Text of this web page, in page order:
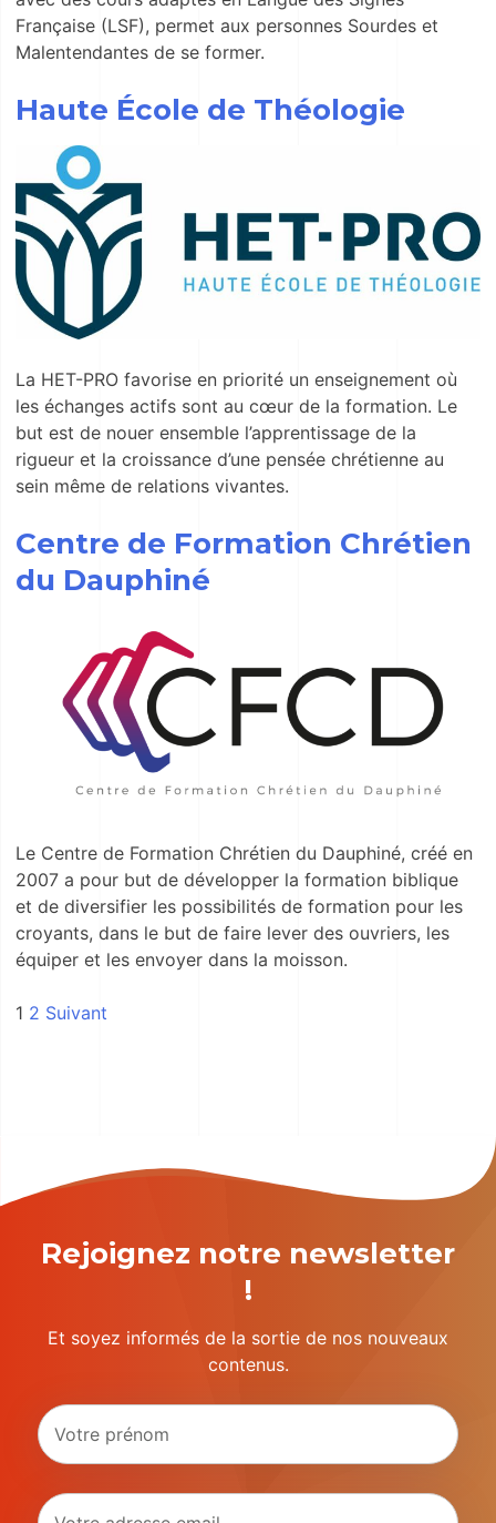
Française (LSF), permet aux personnes Sourdes et
Malentendantes de se former.
Haute École de Théologie
La HET-PRO favorise en priorité un enseignement où
les échanges actifs sont au cœur de la formation. Le
but est de nouer ensemble l’apprentissage de la
rigueur et la croissance d’une pensée chrétienne au
sein même de relations vivantes.
Centre de Formation Chrétien
du Dauphiné
Le Centre de Formation Chrétien du Dauphiné, créé en
2007 a pour but de développer la formation biblique
et de diversifier les possibilités de formation pour les
croyants, dans le but de faire lever des ouvriers, les
équiper et les envoyer dans la moisson.
Pagination
1 2 Suivant
Rejoignez notre newsletter
!
Et soyez informés de la sortie de nos nouveaux
contenus.